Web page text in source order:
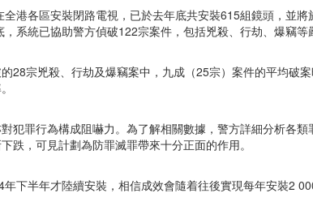
港各區安裝閉路電視，已於去年底共安裝615組鏡頭，並
系統已協助警方偵破122宗案件，包括兇殺、行劫、爆竊等
28宗兇殺、行劫及爆竊案中，九成（25宗）案件的平均破
犯罪行為構成阻嚇力。為了解相關數據，警方詳細分析各
跌，可見計劃為防罪滅罪帶來十分正面的作用。
下半年才陸續安裝，相信成效會隨着往後實現每年安裝2